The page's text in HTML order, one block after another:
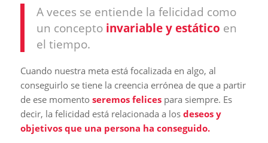
A veces se entiende la felicidad como
un conceptoinvariable y estático en
el tiempo.
Cuando nuestra meta está focalizada en algo, al
conseguirlo se tiene la creencia errónea de que a partir
de ese momento seremos felices para siempre. Es
decir, la felicidad está relacionada a losdeseos y
objetivos que una persona ha conseguido.